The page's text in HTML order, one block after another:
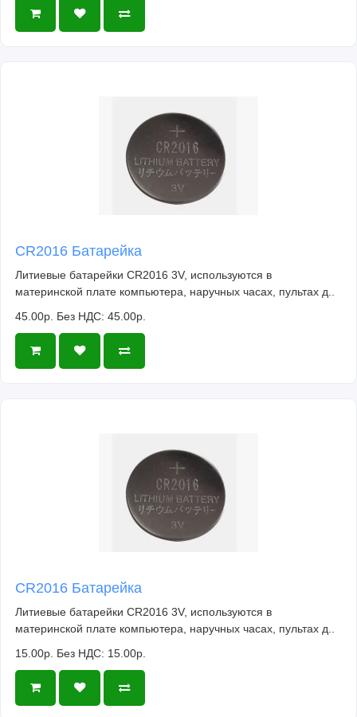
CR2016 Батарейка
Литиевые батарейки CR2016 3V, используются в
материнской плате компьютера, наручных часах, пультах д..
45.00р. Без НДС: 45.00р.
CR2016 Батарейка
Литиевые батарейки CR2016 3V, используются в
материнской плате компьютера, наручных часах, пультах д..
15.00р. Без НДС: 15.00р.